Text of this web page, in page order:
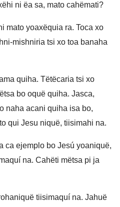
ni ëa sa, mato cahëmati?
mato yoaxëquia ra. Toca xo
mishniria tsi xo toa banaha
quiha. Tëtëcaria tsi xo
bo oquë quiha. Jasca,
naha acani quiha isa bo,
qui Jesu niquë, tiisimahi na.
ca ejemplo bo Jesú yoaniquë,
na. Cahëti mëtsa pi ja
tiisimaquí na. Jahuë